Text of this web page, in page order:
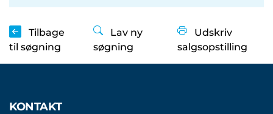
Tilbage
til søgning
Lav ny
søgning
Udskriv
salgsopstilling
KONTAKT